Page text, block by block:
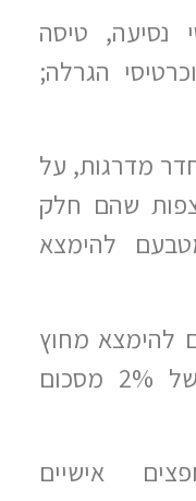
נסיעה, טיסה
הגרלה;
מדרגות, על
שהם חלק
להימצא
להימצא מחוץ
לדירה יכוסו עד לגובה של 2% מסכום
אישיים